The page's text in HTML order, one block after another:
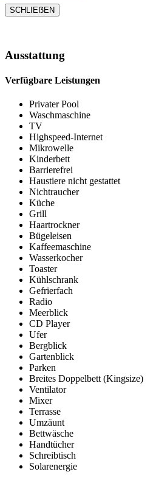
SCHLIEẞEN
Ausstattung
Verfügbare Leistungen
Privater Pool
Waschmaschine
TV
Highspeed-Internet
Mikrowelle
Kinderbett
Barrierefrei
Haustiere nicht gestattet
Nichtraucher
Küche
Grill
Haartrockner
Bügeleisen
Kaffeemaschine
Wasserkocher
Toaster
Kühlschrank
Gefrierfach
Radio
Meerblick
CD Player
Ufer
Bergblick
Gartenblick
Parken
Breites Doppelbett (Kingsize)
Ventilator
Mixer
Terrasse
Umzäunt
Bettwäsche
Handtücher
Schreibtisch
Solarenergie